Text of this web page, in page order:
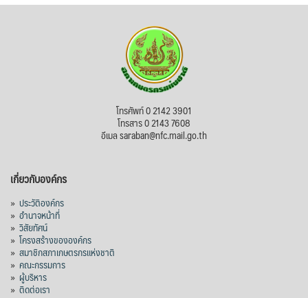
โทรศัพท์ 0 2142 3901
โทรสาร 0 2143 7608
อีเมล saraban@nfc.mail.go.th
เกี่ยวกับองค์กร
» ประวัติองค์กร
» อำนาจหน้าที่
» วิสัยทัศน์
» โครงสร้างขององค์กร
» สมาชิกสภาเกษตรกรแห่งชาติ
» คณะกรรมการ
» ผู้บริหาร
» ติดต่อเรา